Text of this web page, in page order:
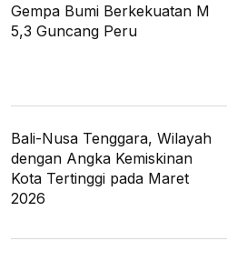
Gempa Bumi Berkekuatan M
5,3 Guncang Peru
Bali-Nusa Tenggara, Wilayah
dengan Angka Kemiskinan
Kota Tertinggi pada Maret
2026